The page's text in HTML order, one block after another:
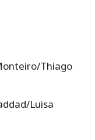
Thiago
Luisa